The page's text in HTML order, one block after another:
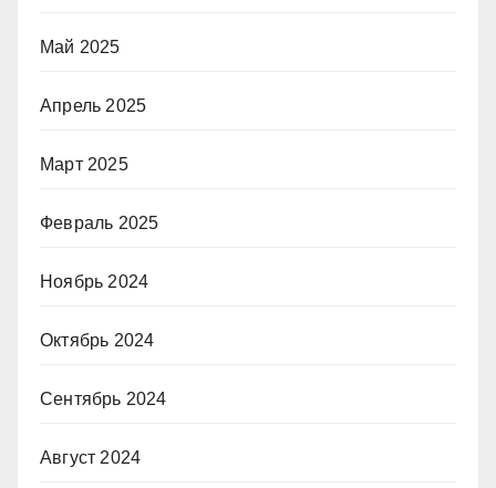
Май 2025
Апрель 2025
Март 2025
Февраль 2025
Ноябрь 2024
Октябрь 2024
Сентябрь 2024
Август 2024